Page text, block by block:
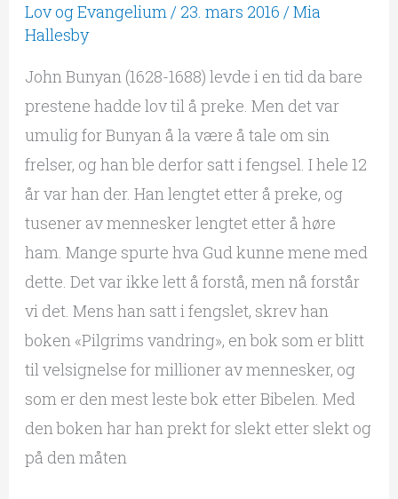
Lov og Evangelium/ 23. mars 2016 /Mia
Hallesby
John Bunyan (1628-1688) levde i en tid da bare
prestene hadde lov til å preke. Men det var
umulig for Bunyan å la være å tale om sin
frelser, og han ble derfor satt i fengsel. I hele 12
år var han der. Han lengtet etter å preke, og
tusener av mennesker lengtet etter å høre
ham. Mange spurte hva Gud kunne mene med
dette. Det var ikke lett å forstå, men nå forstår
vi det. Mens han satt i fengslet, skrev han
boken «Pilgrims vandring», en bok som er blitt
til velsignelse for millioner av mennesker, og
som er den mest leste bok etter Bibelen. Med
den boken har han prekt for slekt etter slekt og
på den måten
veier